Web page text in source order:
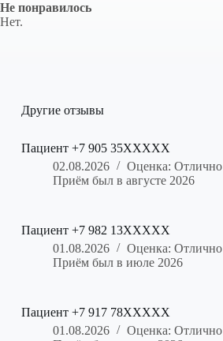
Не понравилось
Нет.
Другие отзывы
Пациент +7 905 35XXXXX
02.08.2026
Оценка: Отлично
Приём был в августе 2026
Пациент +7 982 13XXXXX
01.08.2026
Оценка: Отлично
Приём был в июле 2026
Пациент +7 917 78XXXXX
01.08.2026
Оценка: Отлично